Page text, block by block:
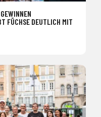
FÜCHSE DEUTLICH MIT